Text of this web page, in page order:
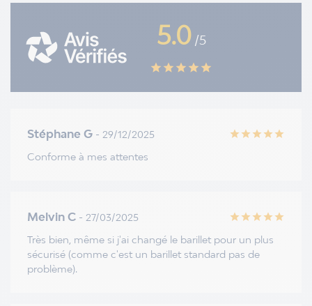
5.0 /5
star star star star star
Stéphane G - 29/12/2025 star star star star star
Conforme à mes attentes
Melvin C - 27/03/2025 star star star star star
Très bien, même si j'ai changé le barillet pour un plus
sécurisé (comme c'est un barillet standard pas de
problème).